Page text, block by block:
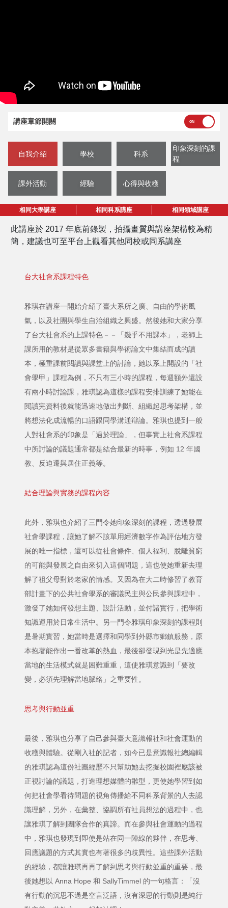
講座章節開關
自我介紹 學校 科系
印象深刻的課
程
課外活動 經驗 心得與收穫
相同大學講座 相同科系講座 相同領域講座
此講座於 2017 年底前錄製，拍攝畫質與講座架構較為精
簡，建議也可至平台上觀看其他同校或同系講座
台大社會系課程特色
雅琪在講座一開始介紹了臺大系所之廣、自由的學術風
氣，以及社團與學生自治組織之興盛。然後她和大家分享
了台大社會系的上課特色－－「幾乎不用課本」，老師上
課所用的教材是從眾多書籍與學術論文中集結而成的讀
本，極重課前閱讀與課堂上的討論，她以系上開設的「社
會學甲」課程為例，不只有三小時的課程，每週額外還設
有兩小時討論課，雅琪認為這樣的課程安排訓練了她能在
閱讀完資料後就能迅速地做出判斷、組織起思考架構，並
將想法化成流暢的口語跟同學溝通辯論。雅琪也提到一般
人對社會系的印象是「過於理論」，但事實上社會系課程
中所討論的議題通常都是結合最新的時事，例如 12 年國
教、反迫遷與居住正義等。
結合理論與實務的課程內容
此外，雅琪也介紹了三門令她印象深刻的課程，透過發展
社會學課程，讓她了解不該單用經濟數字作為評估地方發
展的唯一指標，還可以從社會條件、個人福利、脫離貧窮
的可能與發展之自由來切入這個問題，這也使她重新去理
解了祖父母對於老家的情感。又因為在大二時修習了教育
部計畫下的公共社會學系的審議民主與公民參與課程中，
激發了她如何發想主題、設計活動，並付諸實行，把學術
知識運用於日常生活中。另一門令雅琪印象深刻的課程則
是暑期實習，她當時是選擇和同學到外縣市鄉鎮服務，原
本抱著能作出一番改革的熱血，最後卻發現到光是先適應
當地的生活模式就是困難重重，這使雅琪意識到「要改
變，必須先理解當地脈絡」之重要性。
思考與行動並重
最後，雅琪也分享了自己參與臺大意識報社和社會運動的
收穫與體驗。從剛入社的記者，如今已是意識報社總編輯
的雅琪認為這份社團經歷不只幫助她去挖掘校園裡應該被
正視討論的議題，打造理想媒體的雛型，更使她學習到如
何把社會學看待問題的視角傳播給不同科系背景的人去認
識理解，另外，在彙整、協調所有社員想法的過程中，也
讓雅琪了解到團隊合作的真諦。而在參與社會運動的過程
中，雅琪也發現到即使是站在同一陣線的夥伴，在思考、
回應議題的方式其實也有著很多的歧異性。這些課外活動
的經驗，都讓雅琪再再了解到思考與行動並重的重要，最
後她想以 Anna Hope 和 SallyTimmel 的一句格言：「沒
有行動的沉思不過是空言泛語，沒有深思的行動則是純行